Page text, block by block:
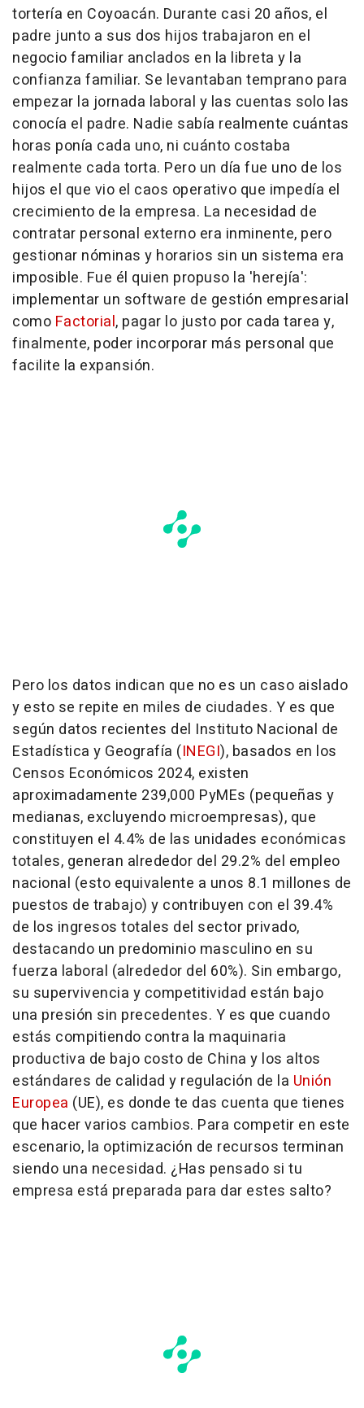
tortería en Coyoacán. Durante casi 20 años, el
padre junto a sus dos hijos trabajaron en el
negocio familiar anclados en la libreta y la
confianza familiar. Se levantaban temprano para
empezar la jornada laboral y las cuentas solo las
conocía el padre. Nadie sabía realmente cuántas
horas ponía cada uno, ni cuánto costaba
realmente cada torta. Pero un día fue uno de los
hijos el que vio el caos operativo que impedía el
crecimiento de la empresa. La necesidad de
contratar personal externo era inminente, pero
gestionar nóminas y horarios sin un sistema era
imposible. Fue él quien propuso la 'herejía':
implementar un software de gestión empresarial
como Factorial, pagar lo justo por cada tarea y,
finalmente, poder incorporar más personal que
facilite la expansión.
Pero los datos indican que no es un caso aislado
y esto se repite en miles de ciudades. Y es que
según datos recientes del Instituto Nacional de
Estadística y Geografía (INEGI), basados en los
Censos Económicos 2024, existen
aproximadamente 239,000 PyMEs (pequeñas y
medianas, excluyendo microempresas), que
constituyen el 4.4% de las unidades económicas
totales, generan alrededor del 29.2% del empleo
nacional (esto equivalente a unos 8.1 millones de
puestos de trabajo) y contribuyen con el 39.4%
de los ingresos totales del sector privado,
destacando un predominio masculino en su
fuerza laboral (alrededor del 60%). Sin embargo,
su supervivencia y competitividad están bajo
una presión sin precedentes. Y es que cuando
estás compitiendo contra la maquinaria
productiva de bajo costo de China y los altos
estándares de calidad y regulación de la Unión
Europea (UE), es donde te das cuenta que tienes
que hacer varios cambios. Para competir en este
escenario, la optimización de recursos terminan
siendo una necesidad. ¿Has pensado si tu
empresa está preparada para dar estes salto?